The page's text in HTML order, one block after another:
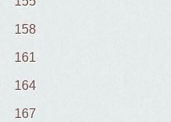
158
161
164
167